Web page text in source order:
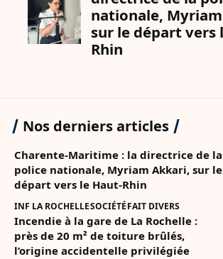
Nos derniers articles
Charente-Maritime : la directrice de la
police nationale, Myriam Akkari, sur le
départ vers le Haut-Rhin
INF LA ROCHELLESOCIÉTÉFAIT DIVERS
Incendie à la gare de La Rochelle :
près de 20 m² de toiture brûlés,
l’origine accidentelle privilégiée